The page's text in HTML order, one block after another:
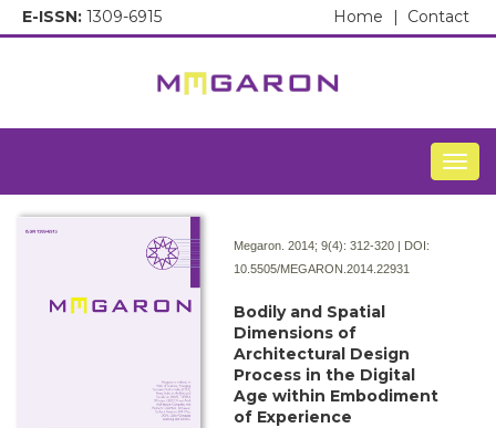
E-ISSN: 1309-6915 Contact
Home |
Megaron. 2014; 9(4): 312-320 | DOI:
10.5505/MEGARON.2014.22931
Bodily and Spatial
Dimensions of
Architectural Design
Process in the Digital
Age within Embodiment
of Experience